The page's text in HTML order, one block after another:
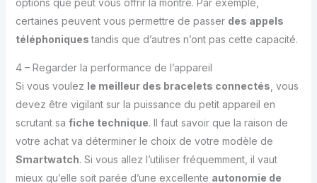
options que peut vous offrir la montre. Par exemple,
certaines peuvent vous permettre de passer des appels
téléphoniquestandis que d’autres n’ont pas cette capacité.
4 – Regarder la performance de l’appareil
Si vous voulez le meilleur des bracelets connectés , vous
devez être vigilant sur la puissance du petit appareil en
scrutant sa fiche technique. Il faut savoir que la raison de
votre achat va déterminer le choix de votre modèle de
Smartwatch. Si vous allez l’utiliser fréquemment, il vaut
mieux qu’elle soit parée d’une excellente autonomie de